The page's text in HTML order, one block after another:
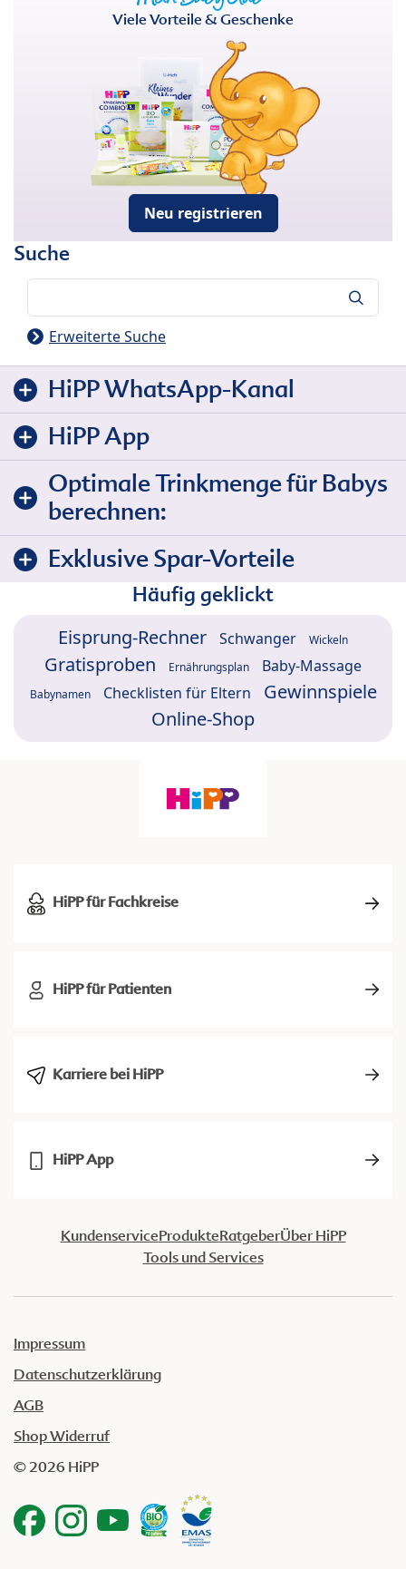
Viele Vorteile & Geschenke
Neu registrieren
Suche
Erweiterte Suche
HiPP WhatsApp-Kanal
HiPP App
Optimale Trinkmenge für Babys
berechnen:
Exklusive Spar-Vorteile
Häufig geklickt
Eisprung-Rechner Schwanger Wickeln
Gratisproben Ernährungsplan Baby-Massage
Babynamen Checklisten für Eltern
Gewinnspiele
Online-Shop
HiPP für Fachkreise
HiPP für Patienten
Karriere bei HiPP
HiPP App
KundenserviceProdukteRatgeberÜber HiPP
Tools und Services
Impressum
Datenschutzerklärung
AGB
Shop Widerruf
© 2026 HiPP